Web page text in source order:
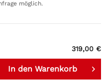
319,00 €
In den Warenkorb
möglich.